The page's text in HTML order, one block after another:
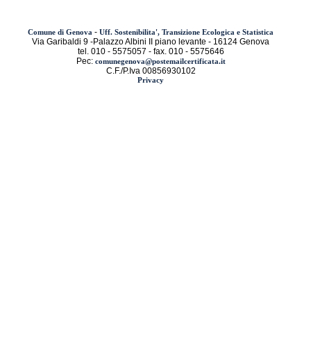
Comune di Genova - Uff. Sostenibilita', Transizione Ecologica e Statistica
Via Garibaldi 9 -Palazzo Albini II piano levante - 16124 Genova
tel. 010 - 5575057 - fax. 010 - 5575646
Pec: comunegenova@postemailcertificata.it
C.F./P.Iva 00856930102
Privacy